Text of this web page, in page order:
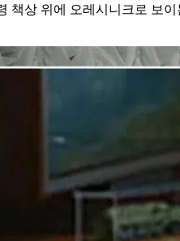
책상 위에 오레시니크로 보